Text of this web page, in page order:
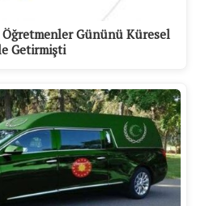
Öğretmenler Gününü Küresel
Getirmişti